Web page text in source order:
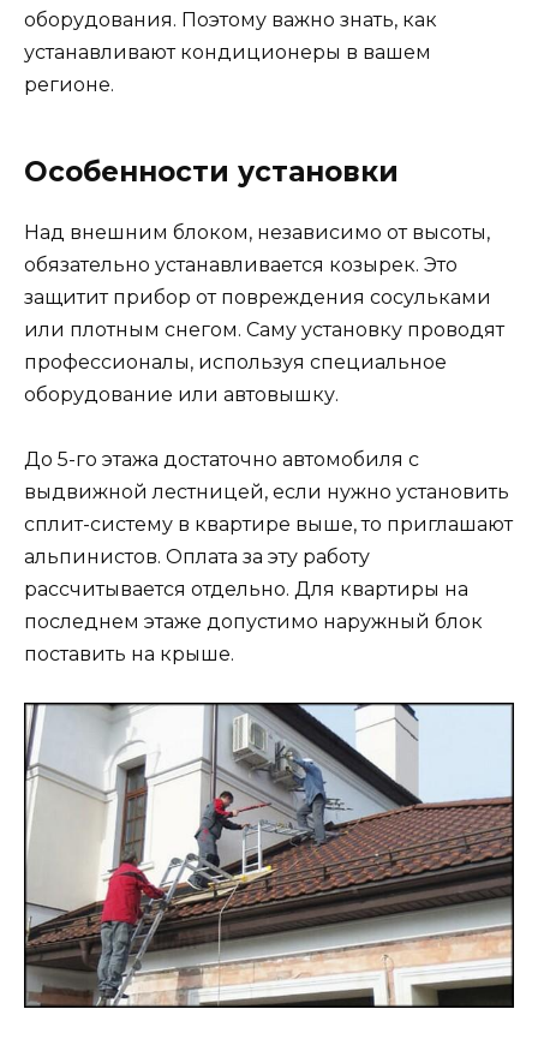
оборудования. Поэтому важно знать, как
устанавливают кондиционеры в вашем
регионе.
Особенности установки
Над внешним блоком, независимо от высоты,
обязательно устанавливается козырек. Это
защитит прибор от повреждения сосульками
или плотным снегом. Саму установку проводят
профессионалы, используя специальное
оборудование или автовышку.
До 5-го этажа достаточно автомобиля с
выдвижной лестницей, если нужно установить
сплит-систему в квартире выше, то приглашают
альпинистов. Оплата за эту работу
рассчитывается отдельно. Для квартиры на
последнем этаже допустимо наружный блок
поставить на крыше.